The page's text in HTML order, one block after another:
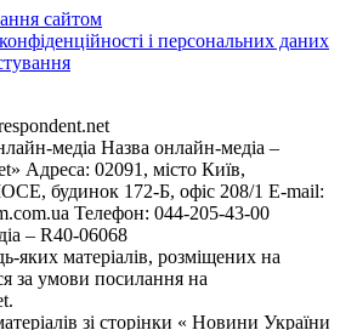
сайтом
і персональних даних
медіа Назва онлайн-медіа –
Адреса: 02091, місто Київ,
будинок 172-Б, офіс 208/1 E-mail:
Телефон: 044-205-43-00
– R40-06068
яких матеріалів, розміщених на
за умови посилання на
зі сторінки « Новини України